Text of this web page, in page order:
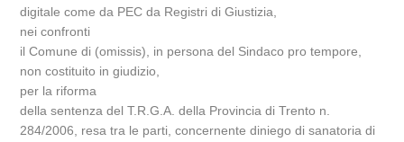
digitale come da PEC da Registri di Giustizia,
nei confronti
il Comune di (omissis), in persona del Sindaco pro tempore,
non costituito in giudizio,
per la riforma
della sentenza del T.R.G.A. della Provincia di Trento n.
284/2006, resa tra le parti, concernente diniego di sanatoria di